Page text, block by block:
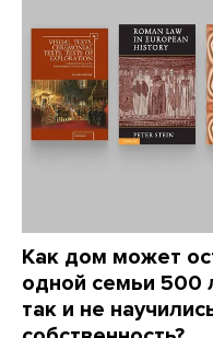
Как дом может
одной семьи 500
так и не